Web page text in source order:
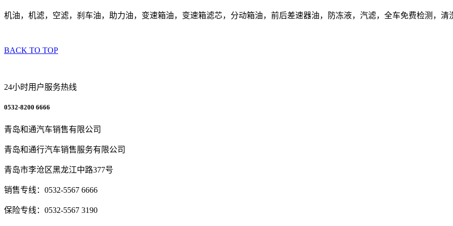
机油，机滤，空滤，刹车油，助力油，变速箱油，变速箱滤芯，分动箱油，前后差速器油，防冻液，汽滤，全车免费检测，清
BACK TO TOP
24小时用户服务热线
0532-8200 6666
青岛和通汽车销售有限公司
青岛和通行汽车销售服务有限公司
青岛市李沧区黑龙江中路377号
销售专线：0532-5567 6666
保险专线：0532-5567 3190